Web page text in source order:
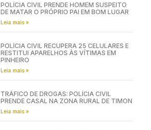
POLÍCIA CIVIL PRENDE HOMEM SUSPEITO
DE MATAR O PRÓPRIO PAI EM BOM LUGAR
Leia mais »
POLÍCIA CIVIL RECUPERA 25 CELULARES E
RESTITUI APARELHOS ÀS VÍTIMAS EM
PINHEIRO
Leia mais »
TRÁFICO DE DROGAS: POLÍCIA CIVIL
PRENDE CASAL NA ZONA RURAL DE TIMON
Leia mais »